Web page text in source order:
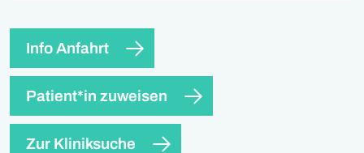
Info Anfahrt
Patient*in zuweisen
Zur Kliniksuche